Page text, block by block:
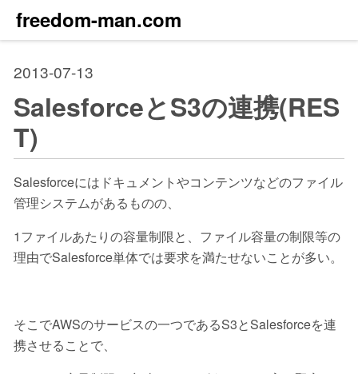
freedom-man.com
2013-07-13
SalesforceとS3の連携(RES
T)
Salesforceにはドキュメントやコンテンツなどのファイル
管理システムがあるものの、
1ファイルあたりの容量制限と、ファイル容量の制限等の
理由でSalesforce単体では要求を満たせないことが多い。
そこでAWSのサービスの一つであるS3とSalesforceを連
携させることで、